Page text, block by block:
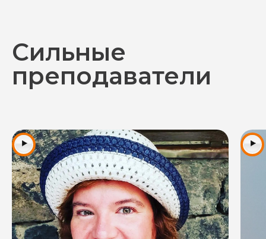
Сильные
преподаватели